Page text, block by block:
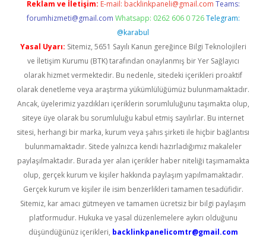
Reklam ve İletişim: E-mail: backlinkpaneli@gmail.com Teams:
forumhizmeti@gmail.com Whatsapp: 0262 606 0 726 Telegram:
@karabul
Yasal Uyarı: Sitemiz, 5651 Sayılı Kanun gereğince Bilgi Teknolojileri
ve İletişim Kurumu (BTK) tarafından onaylanmış bir Yer Sağlayıcı
olarak hizmet vermektedir. Bu nedenle, sitedeki içerikleri proaktif
olarak denetleme veya araştırma yükümlülüğümüz bulunmamaktadır.
Ancak, üyelerimiz yazdıkları içeriklerin sorumluluğunu taşımakta olup,
siteye üye olarak bu sorumluluğu kabul etmiş sayılırlar. Bu internet
sitesi, herhangi bir marka, kurum veya şahıs şirketi ile hiçbir bağlantısı
bulunmamaktadır. Sitede yalnızca kendi hazırladığımız makaleler
paylaşılmaktadır. Burada yer alan içerikler haber niteliği taşımamakta
olup, gerçek kurum ve kişiler hakkında paylaşım yapılmamaktadır.
Gerçek kurum ve kişiler ile isim benzerlikleri tamamen tesadüfidir.
Sitemiz, kar amacı gütmeyen ve tamamen ücretsiz bir bilgi paylaşım
platformudur. Hukuka ve yasal düzenlemelere aykırı olduğunu
düşündüğünüz içerikleri, backlinkpanelicomtr@gmail.com